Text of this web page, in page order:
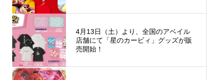
4月13日（土）より、全国のアベイル
店舗にて「星のカービィ」グッズが販
売開始！